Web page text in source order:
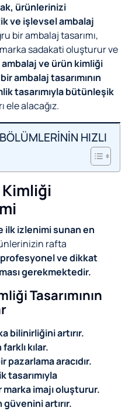
ürünlerinizi
ve işlevsel ambalaj
bir ambalaj tasarımı,
sadakati oluşturur ve
ambalaj ve ürün kimliği
ambalaj tasarımının
tasarımıyla bütünleşik
ele alacağız.
HIZLI
ilk izlenimi sunan en
rafta
profesyonel ve dikkat
gerekmektedir.
Tasarımının
bilinirliğini artırır.
kılar.
pazarlama aracıdır.
tasarımıyla
imajı oluşturur.
artırır.